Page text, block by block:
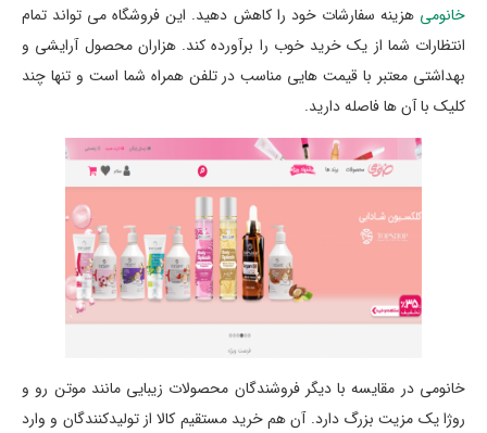
خانومی هزینه سفارشات خود را کاهش دهید. این فروشگاه می تواند تمام
انتظارات شما از یک خرید خوب را برآورده کند. هزاران محصول آرایشی و
بهداشتی معتبر با قیمت هایی مناسب در تلفن همراه شما است و تنها چند
کلیک با آن ها فاصله دارید.
خانومی در مقایسه با دیگر فروشندگان محصولات زیبایی مانند موتن رو و
روژا یک مزیت بزرگ دارد. آن هم خرید مستقیم کالا از تولیدکنندگان و وارد